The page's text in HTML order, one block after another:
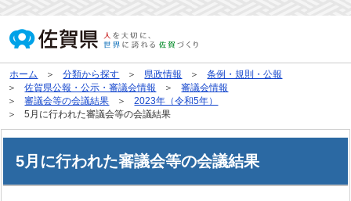
ホーム 分類から探す 県政情報
条例・規則・公報
佐賀県公報・公示・審議会情報
審議会情報
審議会等の会議結果
2023年（令和5年）
5月に行われた審議会等の会議結果
5月に行われた審議会等の会議結果